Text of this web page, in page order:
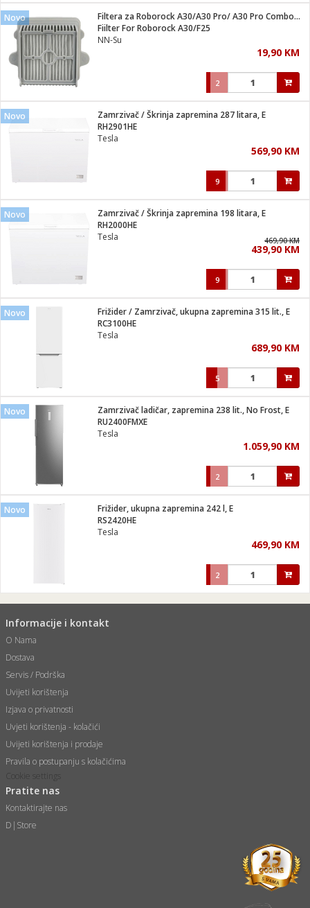
Novo
Filtera za Roborock A30/A30 Pro/ A30 Pro Combo/ F25/F25 ACE
Fiilter For Roborock A30/F25
NN-Su
19,90 KM
2
Novo
Zamrzivač / Škrinja zapremina 287 litara, E
RH2901HE
Tesla
569,90 KM
9
Novo
Zamrzivač / Škrinja zapremina 198 litara, E
RH2000HE
Tesla
469,90 KM
439,90 KM
9
Novo
Frižider / Zamrzivač, ukupna zapremina 315 lit., E
RC3100HE
Tesla
689,90 KM
5
Novo
Zamrzivač ladičar, zapremina 238 lit., No Frost, E
RU2400FMXE
Tesla
1.059,90 KM
2
Novo
Frižider, ukupna zapremina 242 l, E
RS2420HE
Tesla
469,90 KM
2
Informacije i kontakt
O Nama
Dostava
Servis / Podrška
Uvijeti korištenja
Izjava o privatnosti
Uvjeti korištenja - kolačići
Uvijeti korištenja i prodaje
Pravila o postupanju s kolačićima
Cookie settings
Pratite nas
Kontaktirajte nas
D|Store